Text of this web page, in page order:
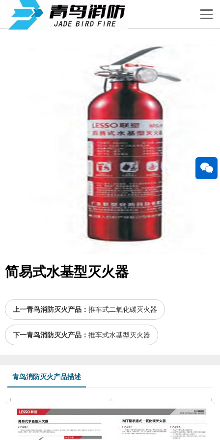
简易式水基型灭火器
上一青鸟消防灭火产品： 推车式二氧化碳灭火器
下一青鸟消防灭火产品： 推车式水基型灭火器
青鸟消防灭火产品描述